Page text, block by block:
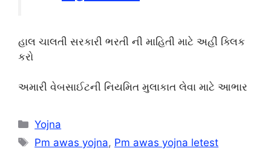
હાલ ચાલતી સરકારી ભરતી ની માહિતી માટે અહીં ક્લિક
કરો
અમારી વેબસાઈટની નિયમિત મુલાકાત લેવા માટે આભાર
Categories
Yojna
Tags
Pm awas yojna, Pm awas yojna letest